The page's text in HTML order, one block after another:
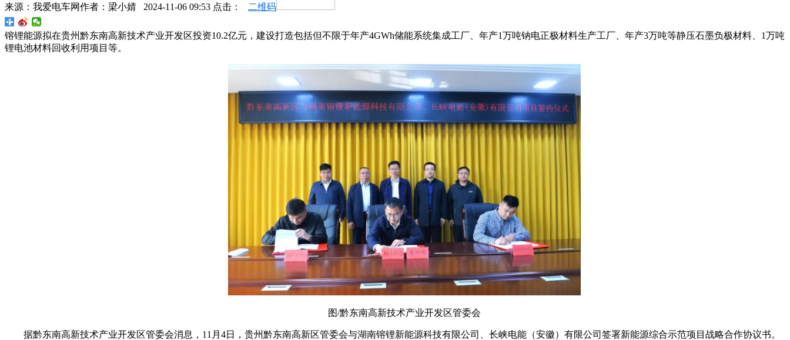
来源： 我爱电车网作者： 梁小婧 2024-11-06 09:53 点击： 二维码
镕锂能源拟在贵州黔东南高新技术产业开发区投资10.2亿元，建设打造包括但不限于年产4GWh储能系统集成工厂、年产1万吨钠电正极材料生产工厂、年产3万吨等静压石墨负极材料、1万吨
锂电池材料回收利用项目等。
图/黔东南高新技术产业开发区管委会
据黔东南高新技术产业开发区管委会消息，11月4日，贵州黔东南高新区管委会与湖南镕锂新能源科技有限公司、长峡电能（安徽）有限公司签署新能源综合示范项目战略合作协议书。